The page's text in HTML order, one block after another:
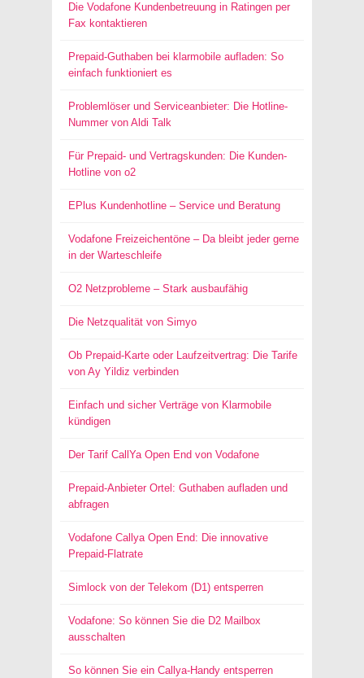
Die Vodafone Kundenbetreuung in Ratingen per
Fax kontaktieren
Prepaid-Guthaben bei klarmobile aufladen: So
einfach funktioniert es
Problemlöser und Serviceanbieter: Die Hotline-
Nummer von Aldi Talk
Für Prepaid- und Vertragskunden: Die Kunden-
Hotline von o2
EPlus Kundenhotline – Service und Beratung
Vodafone Freizeichentöne – Da bleibt jeder gerne
in der Warteschleife
O2 Netzprobleme – Stark ausbaufähig
Die Netzqualität von Simyo
Ob Prepaid-Karte oder Laufzeitvertrag: Die Tarife
von Ay Yildiz verbinden
Einfach und sicher Verträge von Klarmobile
kündigen
Der Tarif CallYa Open End von Vodafone
Prepaid-Anbieter Ortel: Guthaben aufladen und
abfragen
Vodafone Callya Open End: Die innovative
Prepaid-Flatrate
Simlock von der Telekom (D1) entsperren
Vodafone: So können Sie die D2 Mailbox
ausschalten
So können Sie ein Callya-Handy entsperren